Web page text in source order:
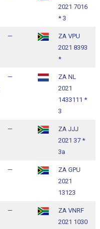
2021 7016
* 3
—
ZA VPU
2021 8393
*
—
ZA NL
2021
1433111 *
3
—
ZA JJJ
2021 37 *
3a
—
ZA GPU
2021
13123
—
ZA VNRF
2021 1030